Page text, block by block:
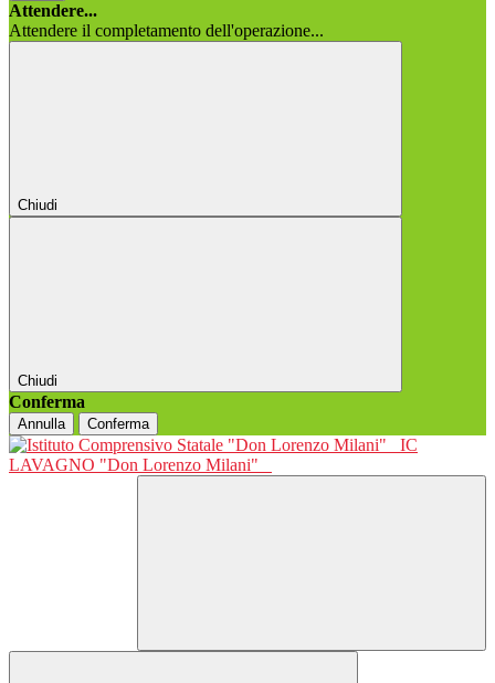
Attendere...
Attendere il completamento dell'operazione...
Chiudi
Chiudi
Conferma
Annulla Conferma
IC
LAVAGNO "Don Lorenzo Milani"